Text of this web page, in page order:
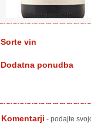
Sorte vin
Dodatna ponudba
Komentarji - podajte